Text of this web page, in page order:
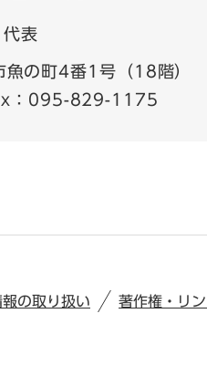
代表
魚の町4番1号（18階）
：095-829-1175
の取り扱い 著作権・リ